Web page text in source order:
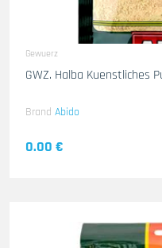
Gewuerz
GWZ. Halba Kuenstliches
Brand Abido
0.00 €